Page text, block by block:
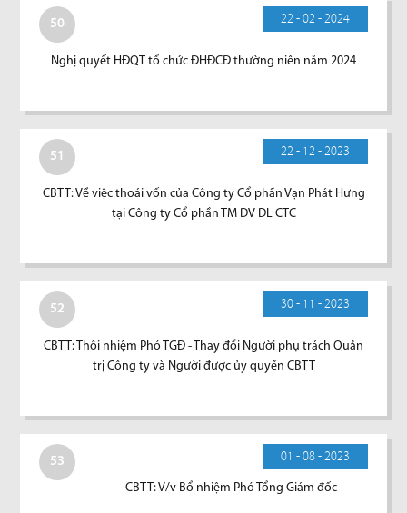
50 22 - 02 - 2024
Nghị quyết HĐQT tổ chức ĐHĐCĐ thường niên năm 2024
51 22 - 12 - 2023
CBTT: Về việc thoái vốn của Công ty Cổ phần Vạn Phát Hưng
tại Công ty Cổ phần TM DV DL CTC
52 30 - 11 - 2023
CBTT: Thôi nhiệm Phó TGĐ - Thay đổi Người phụ trách Quản
trị Công ty và Người được ủy quyền CBTT
53 01 - 08 - 2023
CBTT: V/v Bổ nhiệm Phó Tổng Giám đốc